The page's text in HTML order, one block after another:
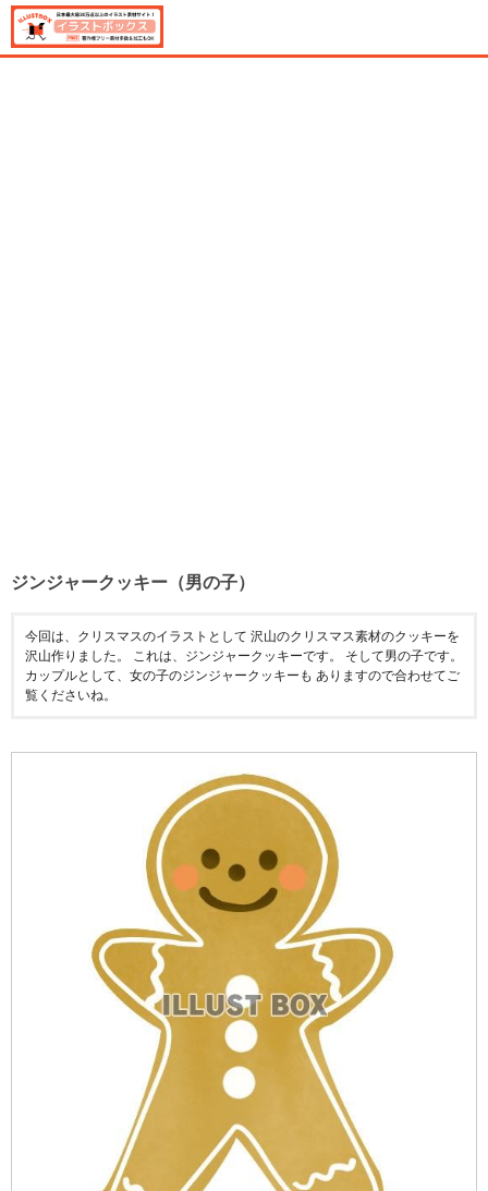
ジンジャークッキー（男の子）
今回は、クリスマスのイラストとして 沢山のクリスマス素材のクッキーを
沢山作りました。 これは、ジンジャークッキーです。 そして男の子です。
カップルとして、女の子のジンジャークッキーも ありますので合わせてご
覧くださいね。